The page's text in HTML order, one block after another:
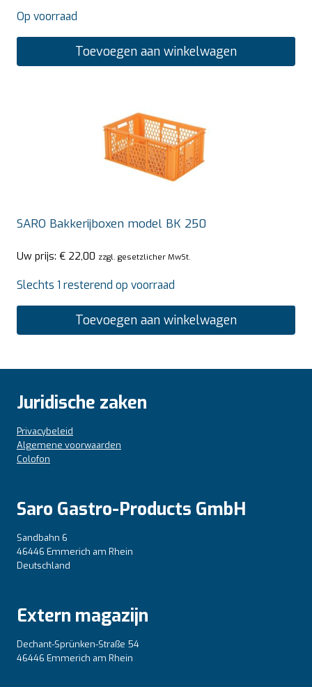
Op voorraad
Toevoegen aan winkelwagen
SARO Bakkerijboxen model BK 250
Uw prijs: € 22,00 zzgl. gesetzlicher MwSt.
Slechts 1 resterend op voorraad
Toevoegen aan winkelwagen
Juridische zaken
Privacybeleid
Algemene voorwaarden
Colofon
Saro Gastro-Products GmbH
Sandbahn 6
46446 Emmerich am Rhein
Deutschland
Extern magazijn
Dechant-Sprünken-Straße 54
46446 Emmerich am Rhein